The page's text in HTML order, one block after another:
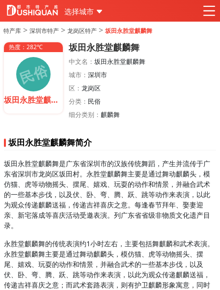
选择城市
特产库 > 深圳市特产 > 龙岗区特产 > 坂田永胜堂麒麟舞
热度：282℃
坂田永胜堂麒麟舞
坂田永胜堂麒麟舞
中文名： 坂田永胜堂麒麟舞
城市： 深圳市
区： 龙岗区
分类： 民俗
细分类别： 麒麟舞
坂田永胜堂麒麟舞简介
坂田永胜堂麒麟舞是广东省深圳市的汉族传统舞蹈，产生并流传于广
东省深圳市龙岗区坂田村。永胜堂麒麟舞主要是通过舞动麒麟头，模
仿猫、虎等动物摇头、摆尾、嬉戏、玩耍的动作和情景，并融合武术
的一些基本步伐，以及伏、卧、弯、腾、跃、跳等动作来表演，以此
为观众传递麒麟送福，传递吉祥喜庆之意。每逢春节拜年、娶妻迎
亲、新宅落成等喜庆活动受邀表演。列广东省省级非物质文化遗产目
录。
永胜堂麒麟舞的传统表演约1小时左右，主要包括舞麒麟和武术表演。
永胜堂麒麟舞主要是通过舞动麒麟头，模仿猫、虎等动物摇头、摆
尾、嬉戏、玩耍的动作和情景，并融合武术的一些基本步伐，以及
伏、卧、弯、腾、跃、跳等动作来表演，以此为观众传递麒麟送福，
传递吉祥喜庆之意；而武术套路表演，则有护卫麒麟形象寓意，同时